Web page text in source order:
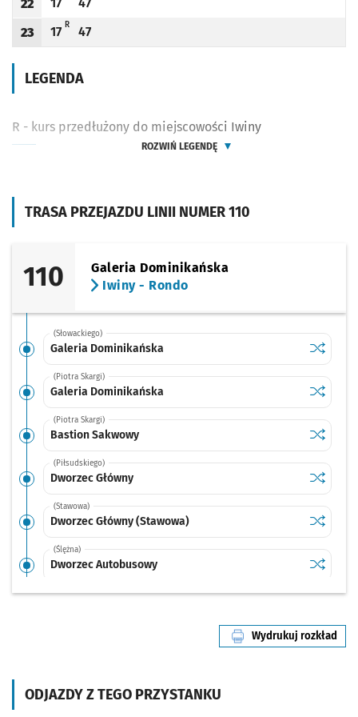
TRASA PRZEJAZDU LINII NUMER 110
110
Galeria Dominikańska
Iwiny - Rondo
(Słowackiego)
Galeria Dominikańska Sprawdź
Galeria
(Piotra Skargi)
Galeria Dominikańska Sprawdź
Galeria
(Piotra Skargi)
Bastion Sakwowy Sprawdź
Bastion
(Piłsudskiego)
Dworzec Główny Sprawdź
Dworzec
(Stawowa)
Dworzec Główny (Stawowa) Sprawdź
Dworzec
(Ślężna)
Dworzec Autobusowy Sprawdź
Dworzec
(Gliniana)
Sprawdź
Gajowa
Wydrukuj rozkład
linii nr 110
ODJAZDY Z TEGO PRZYSTANKU
Godzina odjazdu
22
Odjazd
minut po godzinie 22
Odjazd
minut po godzinie 22
Godzina odjazdu
23
Odjazd
17
minut po godzinie 23
RR - KURS PRZEDŁUŻONY DO MIEJSCOWOŚCI IWINY
Odjazd
47
minut po godzinie 23
LEGENDA
R - kurs przedłużony do miejscowości Iwiny
ROZWIŃ LEGENDĘ